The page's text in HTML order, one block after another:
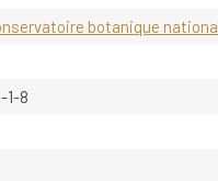
botanique
1-8